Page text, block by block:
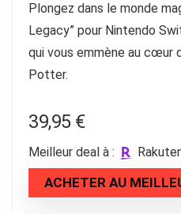
Plongez dans le monde
Legacy” pour Nintendo
qui vous emmène au cœur
Potter.
39,95 €
Meilleur deal à :
ACHETER AU